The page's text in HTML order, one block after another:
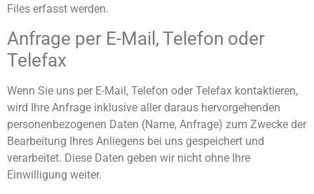
Files erfasst werden.
Anfrage per E-Mail, Telefon oder
Telefax
Wenn Sie uns per E-Mail, Telefon oder Telefax kontaktieren,
wird Ihre Anfrage inklusive aller daraus hervorgehenden
personenbezogenen Daten (Name, Anfrage) zum Zwecke der
Bearbeitung Ihres Anliegens bei uns gespeichert und
verarbeitet. Diese Daten geben wir nicht ohne Ihre
Einwilligung weiter.